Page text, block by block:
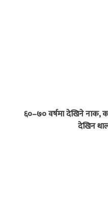
६०–७० वर्षमा देखिने नाक,
देखिन